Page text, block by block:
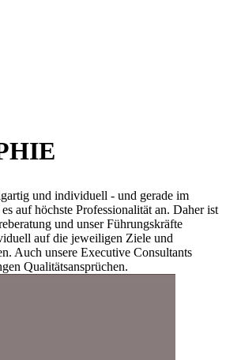
und individuell - und gerade im
auf höchste Professionalität an. Daher ist
und unser Führungskräfte
auf die jeweiligen Ziele und
Auch unsere Executive Consultants
Qualitätsansprüchen.